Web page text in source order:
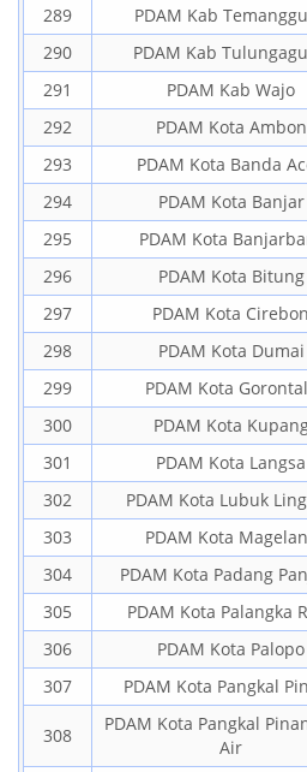
289
PDAM Kab
290
PDAM Kab
291
PDAM Kab Wajo
292
PDAM Kota Ambon
293
PDAM Kota Banda
294
PDAM Kota Banjar
295
PDAM Kota
296
PDAM Kota Bitung
297
PDAM Kota Cirebon
298
PDAM Kota Dumai
299
PDAM Kota
300
PDAM Kota
301
PDAM Kota Langsa
302
PDAM Kota Lubuk
303
PDAM Kota
304
PDAM Kota Padang
305
PDAM Kota Palangka
306
PDAM Kota Palopo
307
PDAM Kota Pangkal
308
PDAM Kota Pangkal
Air